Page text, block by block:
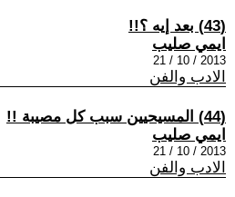
(43) بعد إيه ؟!!
ايمي صليب
2013 / 10 / 21
الادب والفن
(44) المسيحيين سبب كل مصيبة !!
ايمي صليب
2013 / 10 / 21
الادب والفن